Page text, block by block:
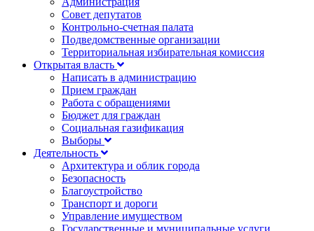
Совет депутатов
Контрольно-счетная палата
Подведомственные организации
Территориальная избирательная комиссия
Открытая власть
Написать в администрацию
Прием граждан
Работа с обращениями
Бюджет для граждан
Социальная газификация
Выборы
Деятельность
Архитектура и облик города
Безопасность
Благоустройство
Транспорт и дороги
Управление имуществом
Государственные и муниципальные услуги